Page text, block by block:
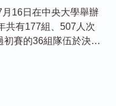
月16日在中央大學舉辦
共有177組、507人次
賽的36組隊伍於決賽